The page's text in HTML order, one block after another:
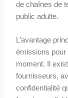
de chaînes de
public adulte.
L’avantage
émissions pour
moment. Il
fournisseurs,
confidentialité